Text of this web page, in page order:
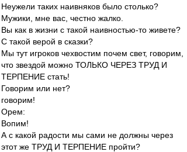
Неужели таких наивняков было столько?
Мужики, мне вас, честно жалко.
Вы как в жизни с такой наивностью-то живете?
С такой верой в сказки?
Мы тут игроков чехвостим почем свет, говорим,
что звездой можно ТОЛЬКО ЧЕРЕЗ ТРУД И
ТЕРПЕНИЕ стать!
Говорим или нет?
говорим!
Орем:
Вопим!
А с какой радости мы сами не должны через
этот же ТРУД И ТЕРПЕНИЕ пройти?